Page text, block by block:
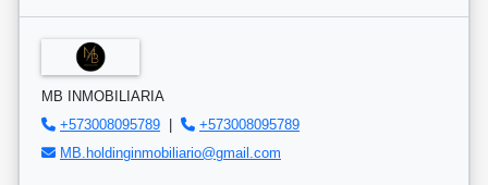
MB INMOBILIARIA
+573008095789 |
+573008095789
MB.holdinginmobiliario@gmail.com